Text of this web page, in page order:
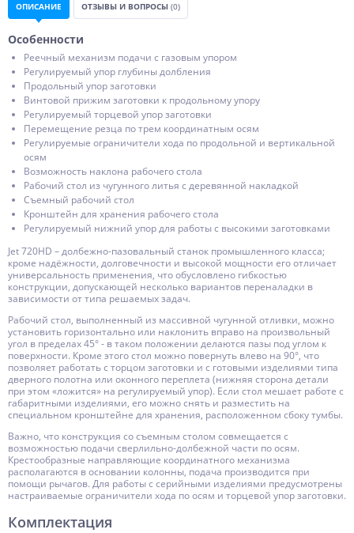
ОПИСАНИЕ ОТЗЫВЫ И ВОПРОСЫ (0)
Особенности
Реечный механизм подачи с газовым упором
Регулируемый упор глубины долбления
Продольный упор заготовки
Винтовой прижим заготовки к продольному упору
Регулируемый торцевой упор заготовки
Перемещение резца по трем координатным осям
Регулируемые ограничители хода по продольной и вертикальной
осям
Возможность наклона рабочего стола
Рабочий стол из чугунного литья с деревянной накладкой
Съемный рабочий стол
Кронштейн для хранения рабочего стола
Регулируемый нижний упор для работы с высокими заготовками
Jet 720HD – долбежно-пазовальный станок промышленного класса;
кроме надёжности, долговечности и высокой мощности его отличает
универсальность применения, что обусловлено гибкостью
конструкции, допускающей несколько вариантов переналадки в
зависимости от типа решаемых задач.
Рабочий стол, выполненный из массивной чугунной отливки, можно
установить горизонтально или наклонить вправо на произвольный
угол в пределах 45° - в таком положении делаются пазы под углом к
поверхности. Кроме этого стол можно повернуть влево на 90°, что
позволяет работать с торцом заготовки и с готовыми изделиями типа
дверного полотна или оконного переплета (нижняя сторона детали
при этом «ложится» на регулируемый упор). Если стол мешает работе с
габаритными изделиями, его можно снять и разместить на
специальном кронштейне для хранения, расположенном сбоку тумбы.
Важно, что конструкция со съемным столом совмещается с
возможностью подачи сверлильно-долбежной части по осям.
Крестообразные направляющие координатного механизма
располагаются в основании колонны, подача производится при
помощи рычагов. Для работы с серийными изделиями предусмотрены
настраиваемые ограничители хода по осям и торцевой упор заготовки.
Комплектация